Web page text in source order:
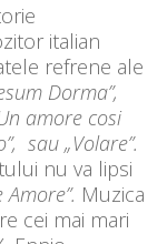
italian
refrene ale
Dorma”,
amore cosi
sau „Volare”.
nu va lipsi
Muzica
cei mai mari